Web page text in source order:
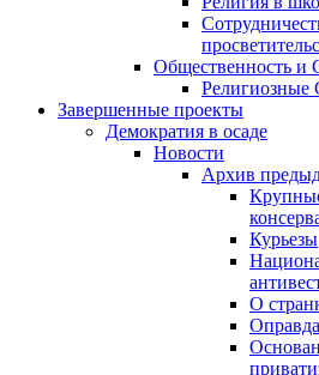
Общественность
Завершенные проекты
Демократия в осаде
Новости
Архив
Курьезы
О